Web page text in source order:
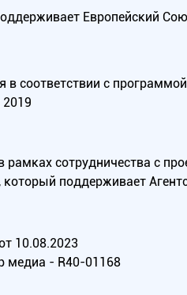
Европейский
в соответствии с
2019
рамках сотрудничества с
который поддерживает
10.08.2023
медиа - R40-01168